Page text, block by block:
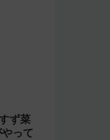
の
の誤っ
が謝
生成